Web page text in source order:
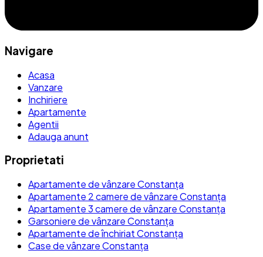
Navigare
Acasa
Vanzare
Inchiriere
Apartamente
Agentii
Adauga anunt
Proprietati
Apartamente de vânzare Constanța
Apartamente 2 camere de vânzare Constanța
Apartamente 3 camere de vânzare Constanța
Garsoniere de vânzare Constanța
Apartamente de închiriat Constanța
Case de vânzare Constanța